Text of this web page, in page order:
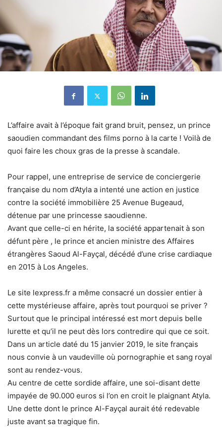
L’affaire avait à l’époque fait grand bruit, pensez, un prince
saoudien commandant des films porno à la carte ! Voilà de
quoi faire les choux gras de la presse à scandale.
Pour rappel, une entreprise de service de conciergerie
française du nom d’Atyla a intenté une action en justice
contre la société immobilière 25 Avenue Bugeaud,
détenue par une princesse saoudienne.
Avant que celle-ci en hérite, la société appartenait à son
défunt père , le prince et ancien ministre des Affaires
étrangères Saoud Al-Fayçal, décédé d’une crise cardiaque
en 2015 à Los Angeles.
Le site lexpress.fr a même consacré un dossier entier à
cette mystérieuse affaire, après tout pourquoi se priver ?
Surtout que le principal intéressé est mort depuis belle
lurette et qu’il ne peut dès lors contredire qui que ce soit.
Dans un article daté du 15 janvier 2019, le site français
nous convie à un vaudeville où pornographie et sang royal
sont au rendez-vous.
Au centre de cette sordide affaire, une soi-disant dette
impayée de 90.000 euros si l’on en croit le plaignant Atyla.
Une dette dont le prince Al-Fayçal aurait été redevable
juste avant sa tragique fin.